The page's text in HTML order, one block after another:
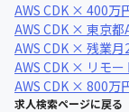
AWS CDK × 400万
AWS CDK × 東京都
AWS CDK × 残業
AWS CDK × リモー
AWS CDK × 800万
求人検索ページに戻る